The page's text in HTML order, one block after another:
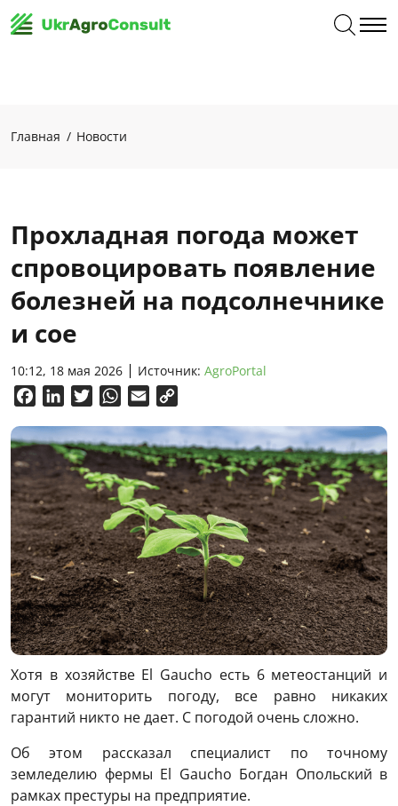
Главная Новости
Прохладная погода может
спровоцировать появление
болезней на подсолнечнике
и сое
10:12, 18 мая 2026 Источник: AgroPortal
FacebookLinkedInTwitterWhatsApp
Email
Хотя в хозяйстве El Gaucho есть 6 метеостанций и
могут мониторить погоду, все равно никаких
гарантий никто не дает. С погодой очень сложно.
Об этом рассказал специалист по точному
земледелию фермы El Gaucho Богдан Опольский в
рамках престуры на предприятие.